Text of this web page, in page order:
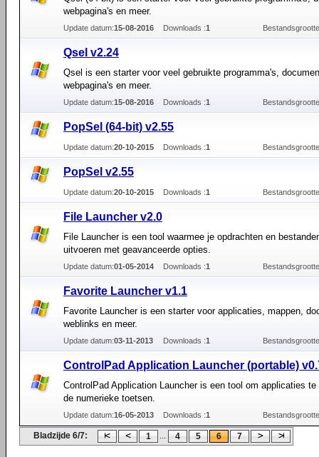
webpagina's en meer.
Update datum:15-08-2016 Downloads :1
Qsel v2.24
Qsel is een starter voor veel gebruikte programma's,
webpagina's en meer.
Update datum:15-08-2016 Downloads :1
PopSel (64-bit) v2.55
Update datum:20-10-2015 Downloads :1
PopSel v2.55
Update datum:20-10-2015 Downloads :1
File Launcher v2.0
File Launcher is een tool waarmee je opdrachten en
uitvoeren met geavanceerde opties.
Update datum:01-05-2014 Downloads :1
Favorite Launcher v1.1
Favorite Launcher is een starter voor applicaties, mappen,
weblinks en meer.
Update datum:03-11-2013 Downloads :1
ControlPad Application Launcher (portable)
ControlPad Application Launcher is een tool om applicaties
de numerieke toetsen.
Update datum:16-05-2013 Downloads :1
Bladzijde 6/7: 1 ... 4 5 6 7